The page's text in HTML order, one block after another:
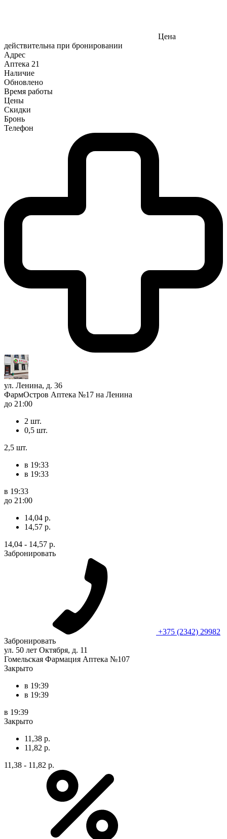
Цена
действительна при бронировании
Адрес
Аптека 21
Наличие
Обновлено
Время работы
Цены
Скидки
Бронь
Телефон
ул. Ленина, д. 36
ФармОстров Аптека №17 на Ленина
до 21:00
2 шт.
0,5 шт.
2,5 шт.
в 19:33
в 19:33
в 19:33
до 21:00
14,04 р.
14,57 р.
14,04 - 14,57 р.
Забронировать
+375 (2342) 29982
Забронировать
ул. 50 лет Октября, д. 11
Гомельская Фармация Аптека №107
Закрыто
в 19:39
в 19:39
в 19:39
Закрыто
11,38 р.
11,82 р.
11,38 - 11,82 р.